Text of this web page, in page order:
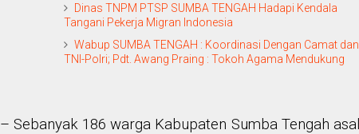
Dinas TNPM PTSP SUMBA TENGAH Hadapi Kendala
Tangani Pekerja Migran Indonesia
Wabup SUMBA TENGAH : Koordinasi Dengan Camat dan
TNI-Polri; Pdt. Awang Praing : Tokoh Agama Mendukung
– Sebanyak 186 warga Kabupaten Sumba Tengah asal